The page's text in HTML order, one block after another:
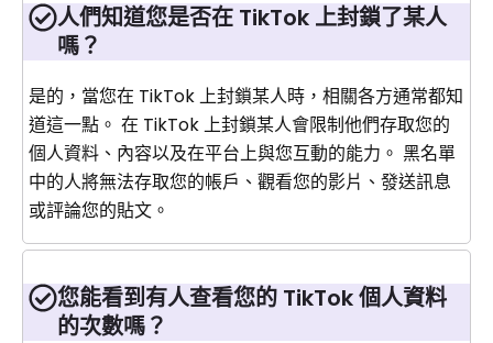
人們知道您是否在 TikTok 上封鎖了某人
嗎？
是的，當您在 TikTok 上封鎖某人時，相關各方通常都知
道這一點。 在 TikTok 上封鎖某人會限制他們存取您的
個人資料、內容以及在平台上與您互動的能力。 黑名單
中的人將無法存取您的帳戶、觀看您的影片、發送訊息
或評論您的貼文。
您能看到有人查看您的 TikTok 個人資料
的次數嗎？